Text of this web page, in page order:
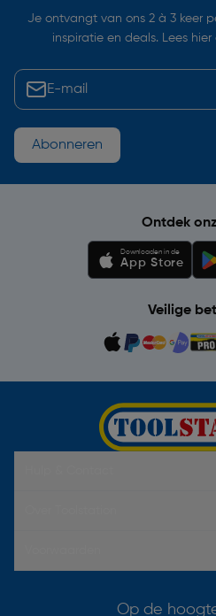
Je ontvangt van ons 2 à 3 keer
inspiratie en deals. Lees hier
Abonneren
Ontdek
Downloaden in de
App Store
Veilige
Op de